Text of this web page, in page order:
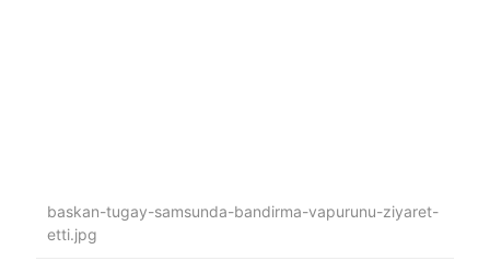
baskan-tugay-samsunda-bandirma-vapurunu-ziyaret-
etti.jpg